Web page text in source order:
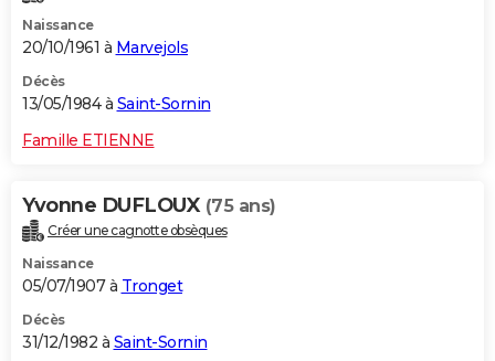
Naissance
20/10/1961 à Marvejols
Décès
13/05/1984 à Saint-Sornin
Famille ETIENNE
Yvonne DUFLOUX (75 ans)
Créer une cagnotte obsèques
Naissance
05/07/1907 à Tronget
Décès
31/12/1982 à Saint-Sornin